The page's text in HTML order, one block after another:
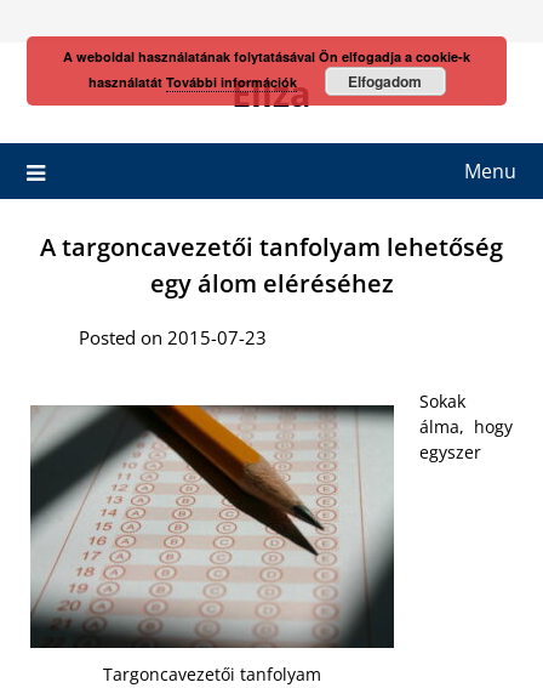
Eliza
Menu
A targoncavezetői tanfolyam lehetőség
egy álom eléréséhez
Posted on 2015-07-23
Targoncavezetői tanfolyam
Sokak
álma, hogy
egyszer
A weboldal használatának folytatásával Ön elfogadja a cookie-k
használatát További információk Elfogadom